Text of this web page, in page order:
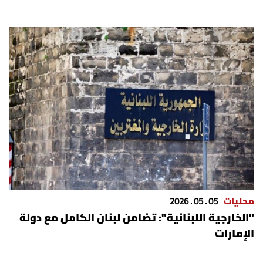
محليات 05 . 05 . 2026
"الخارجية اللبنانية": تضامن لبنان الكامل مع دولة
الإمارات